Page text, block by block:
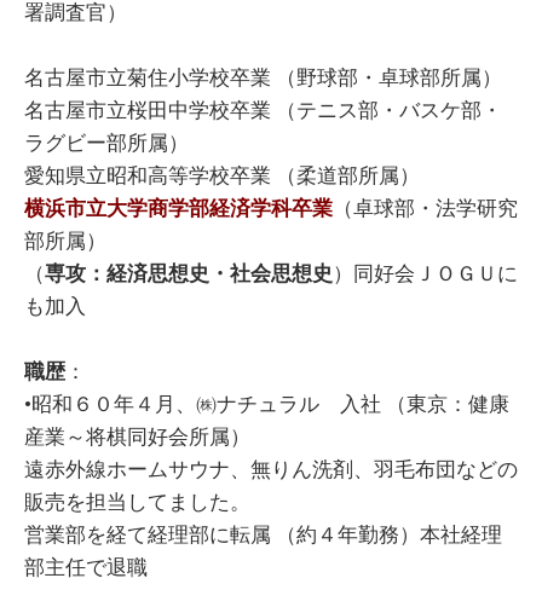
署調査官）
名古屋市立菊住小学校卒業 （野球部・卓球部所属）
名古屋市立桜田中学校卒業 （テニス部・バスケ部・
ラグビー部所属）
愛知県立昭和高等学校卒業 （柔道部所属）
横浜市立大学商学部経済学科卒業 （卓球部・法学研究
部所属）
（専攻：経済思想史・社会思想史 ）同好会ＪＯＧＵに
も加入
職歴：
•昭和６０年４月、㈱ナチュラル 入社 （東京：健康
産業～将棋同好会所属）
遠赤外線ホームサウナ、無りん洗剤、羽毛布団などの
販売を担当してました。
営業部を経て経理部に転属 （約４年勤務）本社経理
部主任で退職